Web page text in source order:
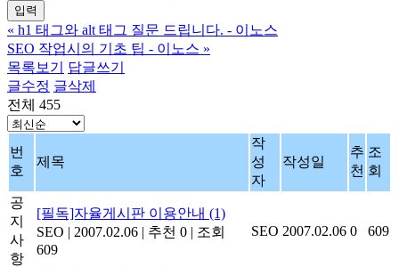
« h1 태그와 alt 태그 질문 드립니다. - 이노스
SEO 작업시의 기초 팁 - 이노스 »
목록보기
답글쓰기
글수정 글삭제
전체 455
번
호
제목
작
성
자
작성일
추
천
조
회
공
지
사
항
[필독]자율게시판 이용안내 (1)
SEO | 2007.02.06 | 추천 0 | 조회
609
SEO 2007.02.06 0 609